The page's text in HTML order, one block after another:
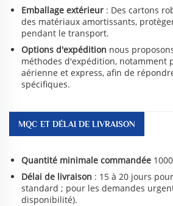
Emballage extérieur : Des cartons
des matériaux amortissants,
pendant le transport.
Options d'expédition nous
méthodes d'expédition, notamment
aérienne et express, afin de
spécifiques.
MQC ET DÉLAI DE LIVRAISON
Quantité minimale commandée
Délai de livraison : 15 à 20 jours
standard ; pour les demandes
disponibilité).